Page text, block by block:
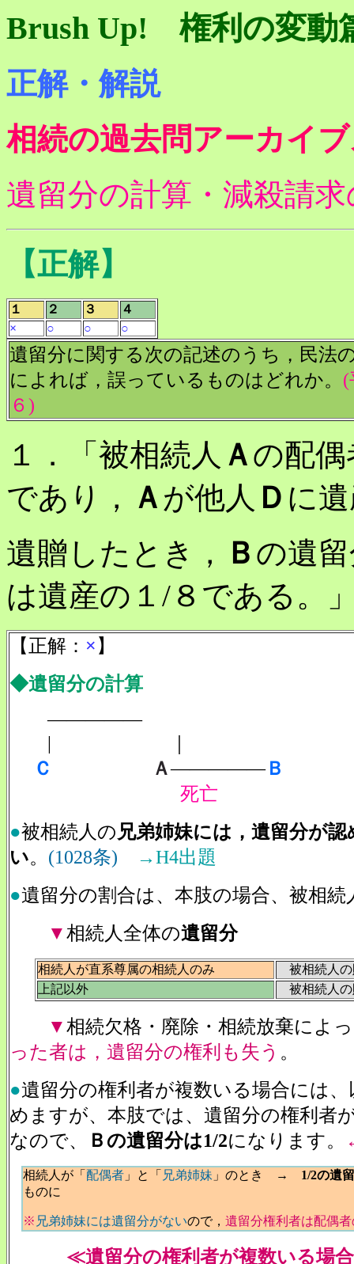
Brush Up! 権利の変動
正解・解説
相続の過去問アーカイ
遺留分の計算・減殺請
【正解】
１ ２ ３
４
×
○ ○ ○
遺留分に関する次の記述のうち，民法
によれば，誤っているものはどれか。 (
６)
１．「被相続人 Ａの配偶
であり，
Ａ が他人 Ｄ に
遺贈したとき，
Ｂ の遺
は遺産の１/８である。
【正解： × 】
◆遺留分の計算
―――――
| ｜
Ｃ
Ａ―――――Ｂ
死亡
●被相続人の 兄弟姉妹には，遺留分が
い。 (1028条)
→H4出題
●遺留分の割合は、本肢の場合、被相続
▼相続人全体の遺留分
相続人が直系尊属の相続人のみ
被相続人の
上記以外
被相続人の
▼相続欠格・廃除・相続放棄によ
った者は，遺留分の権利も失う 。
●遺留分の権利者が複数いる場合には
めますが、本肢では、遺留分の権利者
なので、
Ｂの遺留分は1/2になります。
相続人が「 配偶者」と「 兄弟姉妹 」のとき → 1/2の遺
ものに
※ 兄弟姉妹には遺留分がないので， 遺留分権利者は配偶者
≪遺留分の権利者が複数いる場